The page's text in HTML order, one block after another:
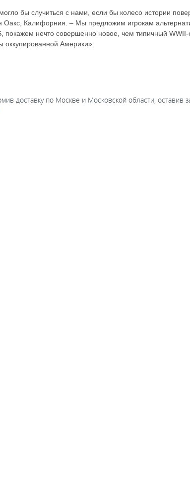
бы случиться с нами, если бы колесо истории
Калифорния. – Мы предложим игрокам
покажем нечто совершенно новое, чем типичный
Америки».
доставку по Москве и Московской области, оставив